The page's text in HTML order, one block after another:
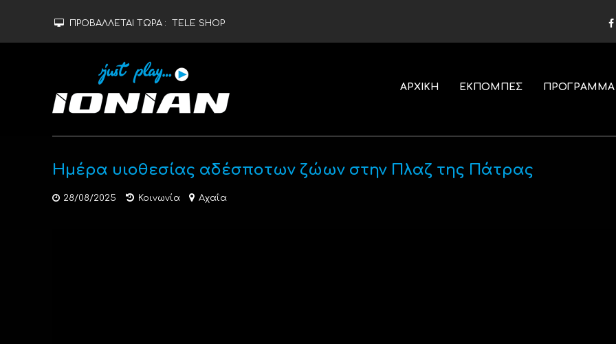
ΠΡΟΒΑΛΛΕΤΑΙ ΤΩΡΑ : TELE SHOP
ΑΡΧΙΚΗ ΕΚΠΟΜΠΕΣ ΠΡΟΓΡΑΜΜΑ
Ημέρα υιοθεσίας αδέσπoτων ζώων στην Πλαζ της Πάτρας
28/08/2025 Κοινωνία Αχαΐα